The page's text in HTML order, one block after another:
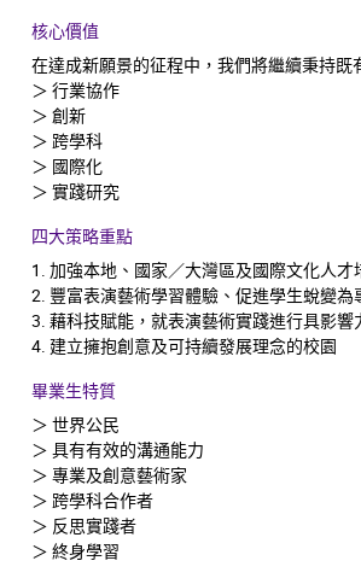
核心價值
在達成新願景的征程中，我們將繼續秉持既
＞ 行業協作
＞ 創新
＞ 跨學科
＞ 國際化
＞ 實踐研究
四大策略重點
1. 加強本地、國家／大灣區及國際文化人才
2. 豐富表演藝術學習體驗、促進學生蛻變為
3. 藉科技賦能，就表演藝術實踐進行具影響
4. 建立擁抱創意及可持續發展理念的校園
畢業生特質
＞ 世界公民
＞ 具有有效的溝通能力
＞ 專業及創意藝術家
＞ 跨學科合作者
＞ 反思實踐者
＞ 終身學習